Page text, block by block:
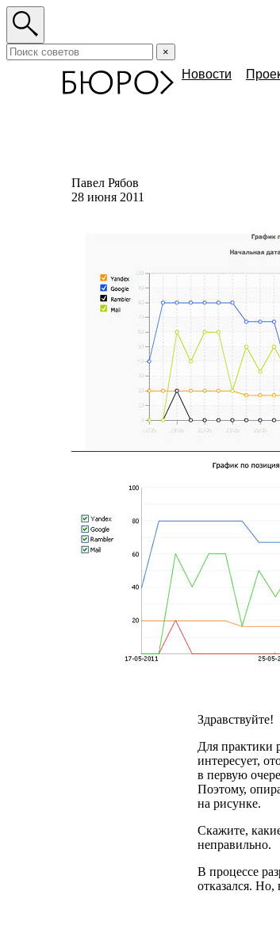
×
Новости
Павел Рябов
28 июня 2011
Здравствуйте!
Для практики
интересует,
в первую
Поэтому,
на рисунке.
Скажите,
неправильно.
В процессе
отказался.